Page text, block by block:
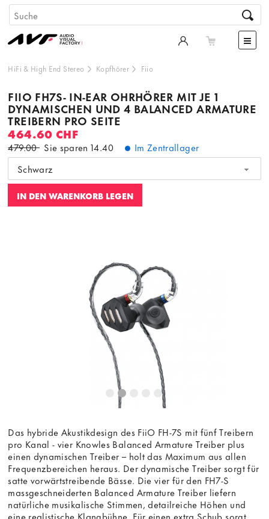
HiFi & High End Stereo Kopfhörer Fiio
FIIO FH7S- IN-EAR OHRHÖRER MIT JE 1
DYNAMISCHEN UND 4 BALANCED ARMATURE
TREIBERN PRO SEITE
464.60 CHF
479.00 Sie sparen14.40
Im Zentrallager
Schwarz
IN DEN WARENKORB LEGEN
Dieser Inhalt wird von einer dritten Partei gehostet. Durch
die Anzeige des externen Inhalts akzeptieren Sie die
Bedingungen
von youtube.com.
Video laden Frag nicht mehr
Das hybride Akustikdesign des FiiO FH-7S mit fünf Treibern
pro Kanal - vier Knowles Balanced Armature Treiber plus
einen dynamischen Treiber – holt das Maximum aus allen
Frequenzbereichen heraus. Der dynamische Treiber sorgt für
satte vorwärtstreibende Bässe. Die vier für den FH7-S
massgeschneiderten Balanced Armature Treiber liefern
natürliche musikalische Stimmen, detailreiche Höhen und